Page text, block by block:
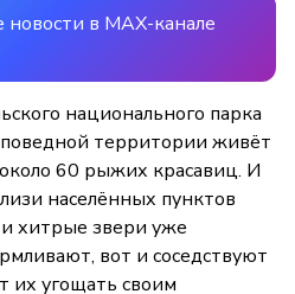
в MAX-канале
национального парка
территории живёт
60 рыжих красавиц. И
населённых пунктов
хитрые звери уже
вот и соседствуют
их угощать своим